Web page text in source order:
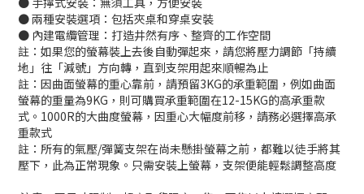
● 兩種安裝選項：包括夾桌和穿桌安裝
● 內建電纜管理：打造井然有序、整齊的工作空間
註：如果您的螢幕裝上去後自動彈起來，請您將壓力調節「持續
地」往「減號」方向轉，直到支架用起來順暢為止
註：因曲面螢幕的重心靠前，請預留3KG的承重範圍，例如曲面
螢幕的重量為9KG，則可購買承重範圍在12-15KG的高承重款
式。1000R的大曲度螢幕，因重心大幅度前移，請務必選擇高承
重款式
註：所有的氣壓/彈簧支架在尚未懸掛螢幕之前，都難以徒手將其
壓下，此為正常現象。只需安裝上螢幕，支架便能輕鬆調整高度